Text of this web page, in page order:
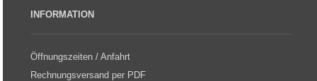
INFORMATION
Öffnungszeiten / Anfahrt
Rechnungsversand per PDF